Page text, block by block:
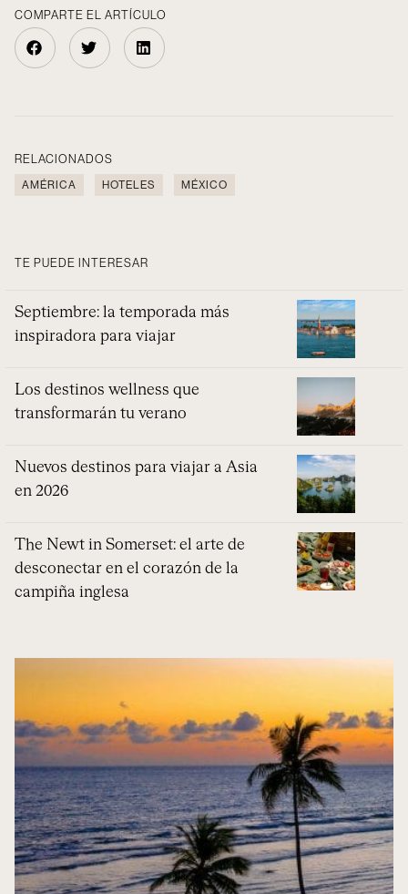
COMPARTE EL ARTÍCULO
RELACIONADOS
AMÉRICA HOTELES MÉXICO
TE PUEDE INTERESAR
Septiembre: la temporada más
inspiradora para viajar
Los destinos wellness que
transformarán tu verano
Nuevos destinos para viajar a Asia
en 2026
The Newt in Somerset: el arte de
desconectar en el corazón de la
campiña inglesa